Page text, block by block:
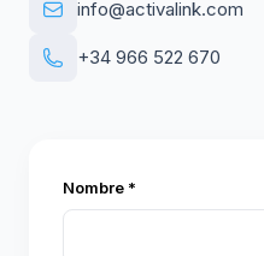
info@activalink.com
+34 966 522 670
Nombre *